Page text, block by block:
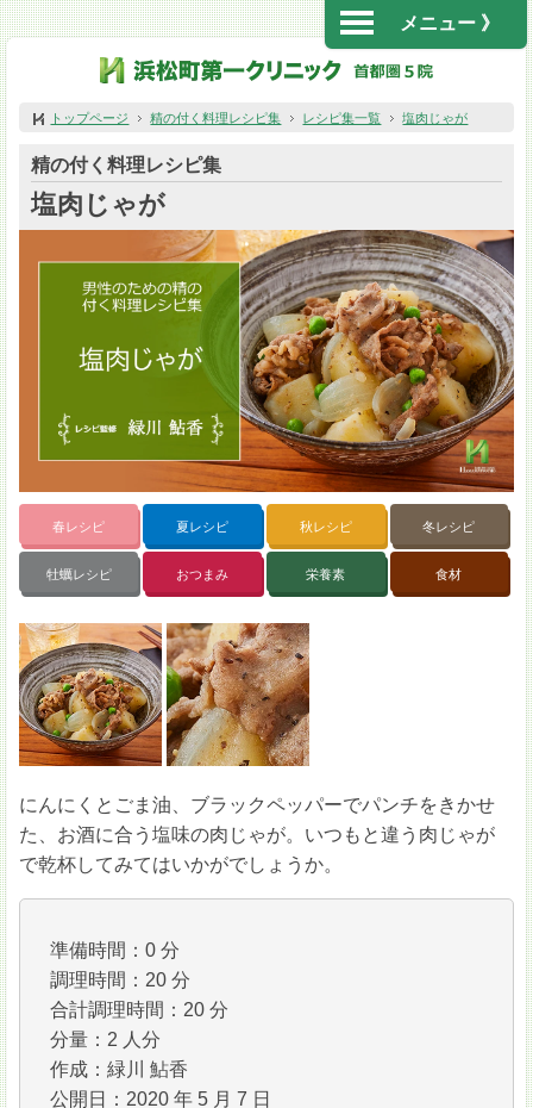
メニュー 》
トップページ 精の付く料理レシピ集 レシピ集一覧 塩肉じゃが
精の付く料理レシピ集
塩肉じゃが
春レシピ 夏レシピ 秋レシピ 冬レシピ
牡蠣レシピ おつまみ 栄養素 食材
にんにくとごま油、ブラックペッパーでパンチをきかせ
た、お酒に合う塩味の肉じゃが。いつもと違う肉じゃが
で乾杯してみてはいかがでしょうか。
準備時間：0 分
調理時間：20 分
合計調理時間：20 分
分量：2 人分
作成：緑川 鮎香
公開日：2020 年 5 月 7 日